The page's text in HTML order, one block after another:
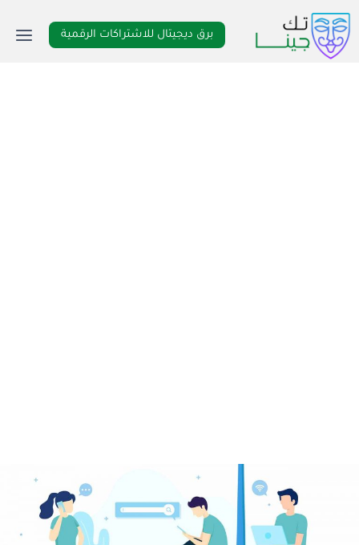
التجاوز
إلى
المحتوى
برق ديجيتال للاشتراكات الرقمية